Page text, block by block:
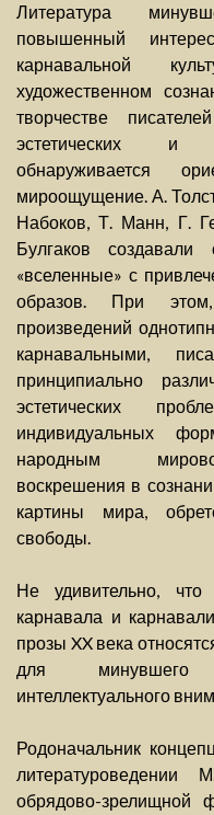
Литература
повышенный
карнавальной
художественном
творчестве
эстетических и
обнаруживается
мироощущение. А.
Набоков, Т. Манн, Г.
Булгаков создавали
«вселенные» с
образов. При
произведений
карнавальными,
принципиально
эстетических
индивидуальных
народным
воскрешения в
картины мира,
свободы.
Не удивительно,
карнавала и
прозы XX века
для минувшего
интеллектуального
Родоначальник
обрядово-зрелищной